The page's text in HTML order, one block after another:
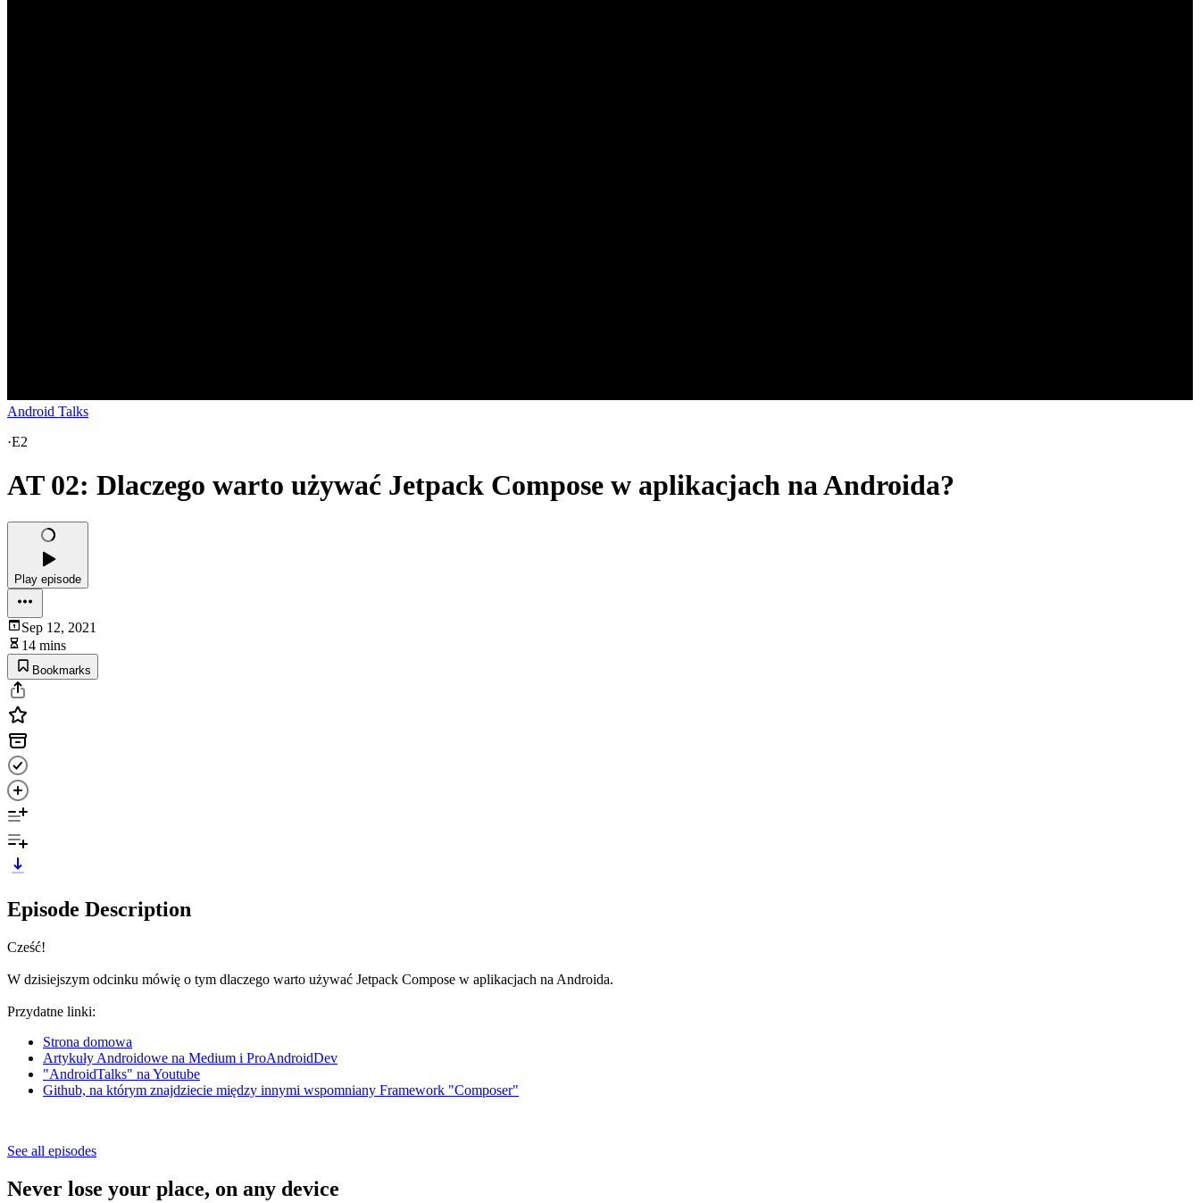
Android Talks
·E2
AT 02: Dlaczego warto używać Jetpack Compose w aplikacjach na Androida?
Play episode
Sep 12, 2021
14 mins
Bookmarks
Episode Description
Cześć!
W dzisiejszym odcinku mówię o tym dlaczego warto używać Jetpack Compose w aplikacjach na Androida.
Przydatne linki:
Strona domowa
Artykuły Androidowe na Medium i ProAndroidDev
"AndroidTalks" na Youtube
Github, na którym znajdziecie między innymi wspomniany Framework "Composer"
See all episodes
Never lose your place, on any device